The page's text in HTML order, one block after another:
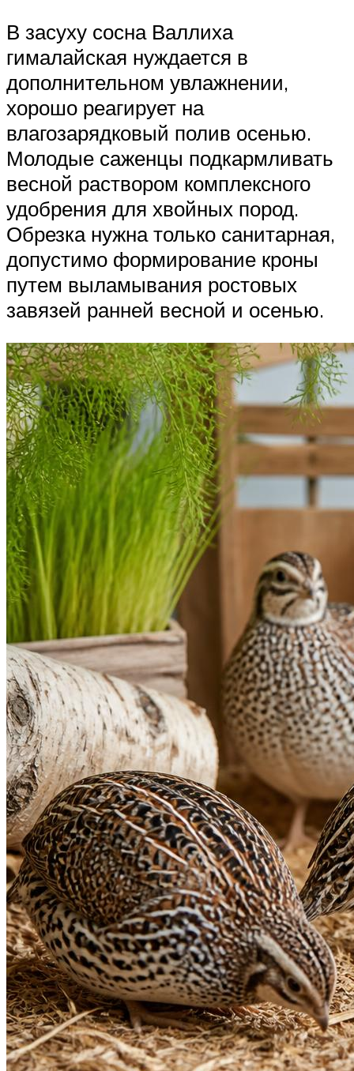
В засуху сосна Валлиха
гималайская нуждается в
дополнительном увлажнении,
хорошо реагирует на
влагозарядковый полив осенью.
Молодые саженцы подкармливать
весной раствором комплексного
удобрения для хвойных пород.
Обрезка нужна только санитарная,
допустимо формирование кроны
путем выламывания ростовых
завязей ранней весной и осенью.